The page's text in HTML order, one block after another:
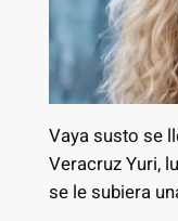
Vaya susto se
Veracruz Yuri,
se le subiera